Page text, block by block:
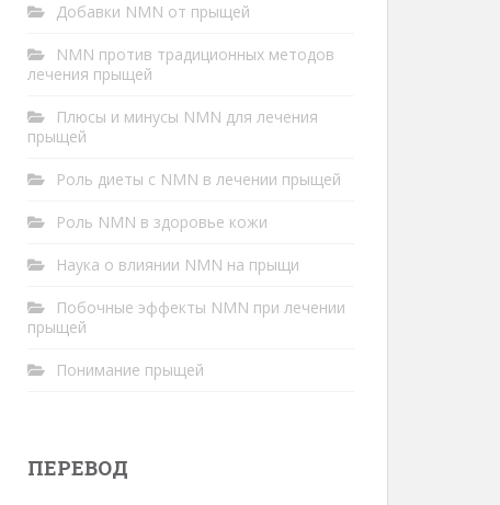
Добавки NMN от прыщей
NMN против традиционных методов
лечения прыщей
Плюсы и минусы NMN для лечения
прыщей
Роль диеты с NMN в лечении прыщей
Роль NMN в здоровье кожи
Наука о влиянии NMN на прыщи
Побочные эффекты NMN при лечении
прыщей
Понимание прыщей
ПЕРЕВОД